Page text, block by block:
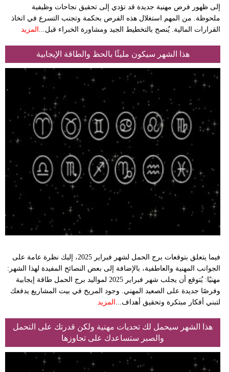
إلى ظهور فرص مهنية جديدة قد تؤدي إلى تحقيق نجاحات وظيفية
ملحوظة. من المهم استغلال هذه الفرص بحكمة وتجنب التسرع في اتخاذ
القرارات المالية. يُنصح بالتخطيط الجيد ومشاورة الخبراء قبل...
المزيد
هذا الشهر سيكون مليئًا بالحظ والطاقة الإيجابية
فيما يتعلق بتوقعات برج الحمل لشهر فبراير 2025، إليك نظرة عامة على
الجوانب المهنية والعاطفية، بالإضافة إلى بعض النصائح المفيدة لهذا الشهر:
مهنيًا: يُتوقع أن يجلب شهر فبراير 2025 لمواليد برج الحمل طاقة إيجابية
وفرصًا جديدة على الصعيد المهني. وجود المريخ في بيت المشاريع يدفعك
لتبني أفكار مبتكرة وتحقيق أهداف... المزيد
هذا الشهر سيحمل لك تحديات مهنية ولكن قدرتك على التحمل
والصبر ستساعدك على تجاوزها